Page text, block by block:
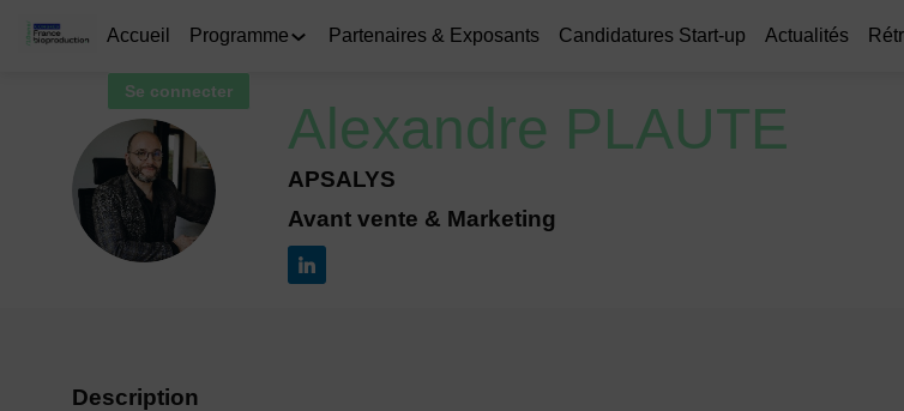
Accueil Programme Partenaires & Exposants Candidatures Start-up Actualités
Se connecter
AP
Alexandre PLAUTE
APSALYS
Avant vente & Marketing
Description